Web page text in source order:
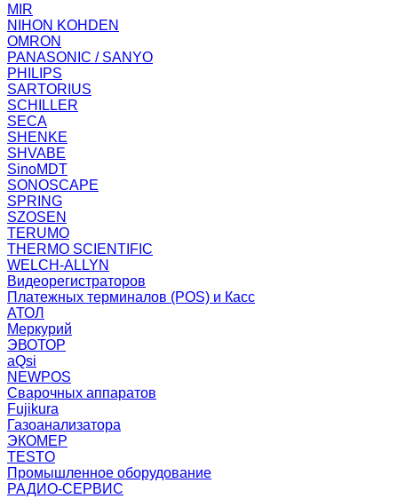
MIR
NIHON KOHDEN
OMRON
PANASONIC / SANYO
PHILIPS
SARTORIUS
SCHILLER
SECA
SHENKE
SHVABE
SinoMDT
SONOSCAPE
SPRING
SZOSEN
TERUMO
THERMO SCIENTIFIC
WELCH-ALLYN
Видеорегистраторов
Платежных терминалов (POS) и Касс
АТОЛ
Меркурий
ЭВОТОР
aQsi
NEWPOS
Сварочных аппаратов
Fujikura
Газоанализатора
ЭКОМЕР
TESTO
Промышленное оборудование
РАДИО-СЕРВИС